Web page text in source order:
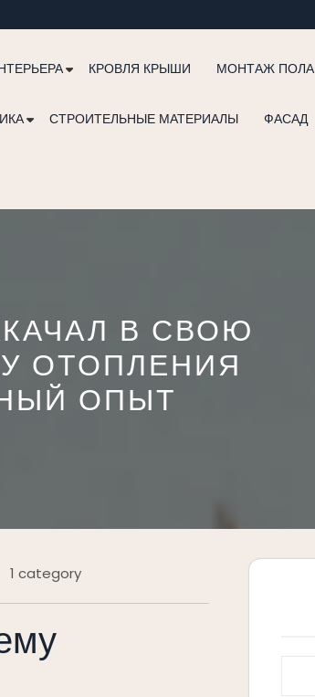
КРОВЛЯ КРЫШИ МОНТАЖ ПОЛА
СТРОИТЕЛЬНЫЕ МАТЕРИАЛЫ ФАСАД
В СВОЮ
ОТОПЛЕНИЯ
ОПЫТ
1 category